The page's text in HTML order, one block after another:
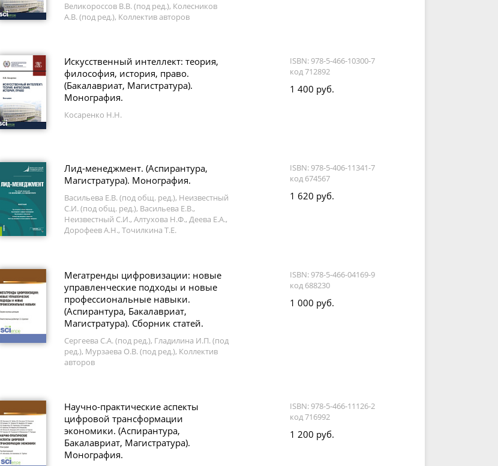
Великороссов В.В. (под ред.), Колесников
А.В. (под ред.), Коллектив авторов
Искусственный интеллект: теория,
философия, история, право.
(Бакалавриат, Магистратура).
Монография.
Косаренко Н.Н.
ISBN: 978-5-466-10300-7
код 712892
1 400 руб.
Лид-менеджмент. (Аспирантура,
Магистратура). Монография.
Васильева Е.В. (под общ. ред.), Неизвестный
С.И. (под общ. ред.), Васильева Е.В.,
Неизвестный С.И., Алтухова Н.Ф., Деева Е.А.,
Дорофеев А.Н., Точилкина Т.Е.
ISBN: 978-5-406-11341-7
код 674567
1 620 руб.
Мегатренды цифровизации: новые
управленческие подходы и новые
профессиональные навыки.
(Аспирантура, Бакалавриат,
Магистратура). Сборник статей.
Сергеева С.А. (под ред.), Гладилина И.П. (под
ред.), Мурзаева О.В. (под ред.), Коллектив
авторов
ISBN: 978-5-466-04169-9
код 688230
1 000 руб.
Научно-практические аспекты
цифровой трансформации
экономики. (Аспирантура,
Бакалавриат, Магистратура).
Монография.
ISBN: 978-5-466-11126-2
код 716992
1 200 руб.